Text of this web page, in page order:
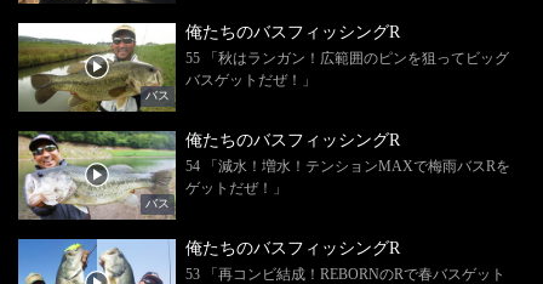
バス
俺たちのバスフィッシングR
55 「秋はランガン！広範囲のピンを狙ってビッグ
バスゲットだぜ！」
バス
俺たちのバスフィッシングR
54 「減水！増水！テンションMAXで梅雨バスRを
ゲットだぜ！」
俺たちのバスフィッシングR
53 「再コンビ結成！REBORNのRで春バスゲット